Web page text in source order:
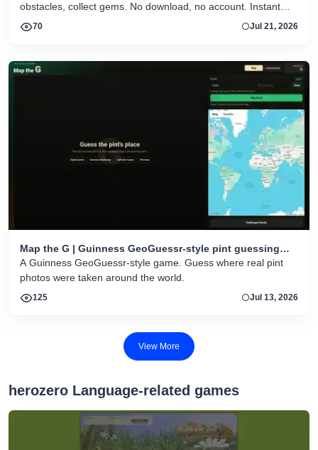
obstacles, collect gems. No download, no account. Instant
HTML5 play on desktop and mobile.
70 Jul 21, 2026
Map the G | Guinness GeoGuessr-style pint guessing
game
A Guinness GeoGuessr-style game. Guess where real pint
photos were taken around the world.
125 Jul 13, 2026
View More
herozero Language-related games